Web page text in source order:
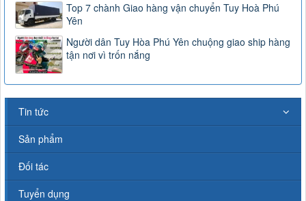
Top 7 chành Giao hàng vận chuyển Tuy Hoà Phú
Yên
Người dân Tuy Hòa Phú Yên chuộng giao ship hàng
tận nơi vì trốn nắng
Tin tức
Sản phẩm
Đối tác
Tuyển dụng